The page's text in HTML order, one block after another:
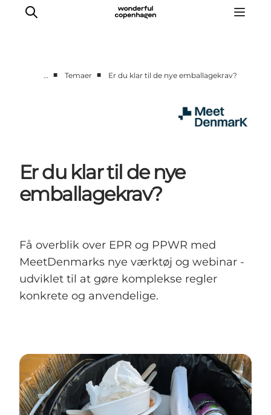
English
… ■ Temaer ■ Er du klar til de nye emballagekrav?
Er du klar til de nye
emballagekrav?
Få overblik over EPR og PPWR med
MeetDenmarks nye værktøj og webinar -
udviklet til at gøre komplekse regler
konkrete og anvendelige.